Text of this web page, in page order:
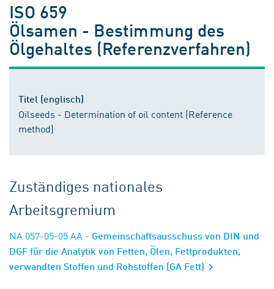
ISO 659
Ölsamen - Bestimmung des
Ölgehaltes (Referenzverfahren)
Titel (englisch)
Oilseeds - Determination of oil content (Reference
method)
Zuständiges nationales
Arbeitsgremium
NA 057-05-05 AA - Gemeinschaftsausschuss von DIN und
DGF für die Analytik von Fetten, Ölen, Fettprodukten,
verwandten Stoffen und Rohstoffen (GA Fett)